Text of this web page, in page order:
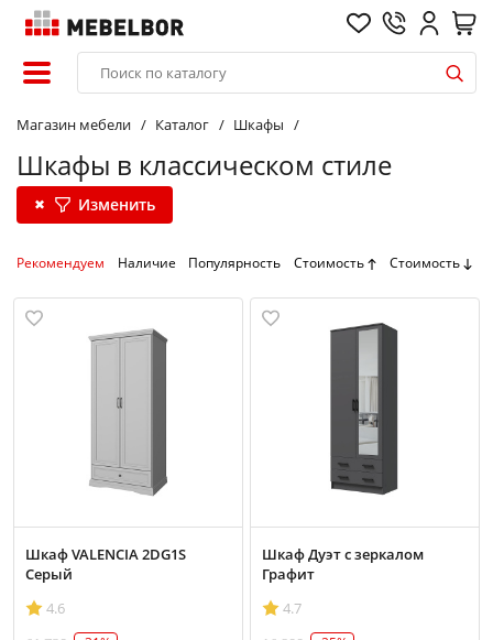
Магазин мебели Каталог Шкафы
Шкафы в классическом стиле
Изменить
Рекомендуем Наличие Популярность Стоимость Стоимость
Шкаф VALENCIA 2DG1S
Серый
4.6
Шкаф Дуэт с зеркалом
Графит
4.7